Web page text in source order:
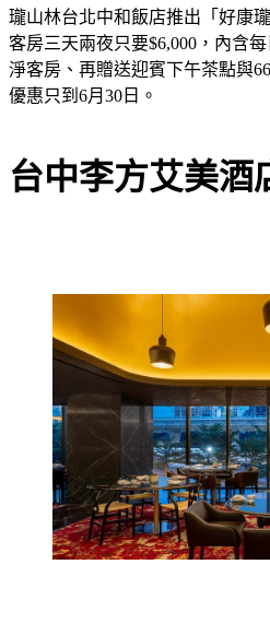
瓏山林台北中和飯店推出「好康
客房三天兩夜只要$6,000，內含
淨客房、再贈送迎賓下午茶點與
優惠只到6月30日。
台中李方艾美酒